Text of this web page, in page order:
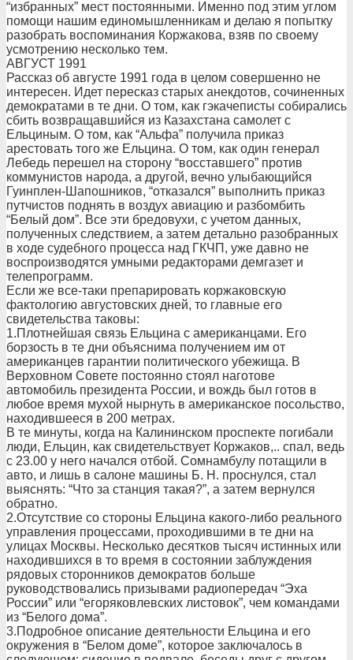
“избранных” мест постоянными. Именно под этим углом
помощи нашим единомышленникам и делаю я попытку
разобрать воспоминания Коржакова, взяв по своему
усмотрению несколько тем.
АВГУСТ 1991
Рассказ об августе 1991 года в целом совершенно не
интересен. Идет пересказ старых анекдотов, сочиненных
демократами в те дни. О том, как гэкачеписты собирались
сбить возвращавшийся из Казахстана самолет с
Ельциным. О том, как “Альфа” получила приказ
арестовать того же Ельцина. О том, как один генерал
Лебедь перешел на сторону “восставшего” против
коммунистов народа, а другой, вечно улыбающийся
Гуинплен-Шапошников, “отказался” выполнить приказ
путчистов поднять в воздух авиацию и разбомбить
“Белый дом”. Все эти бредовухи, с учетом данных,
полученных следствием, а затем детально разобранных
в ходе судебного процесса над ГКЧП, уже давно не
воспроизводятся умными редакторами демгазет и
телепрограмм.
Если же все-таки препарировать коржаковскую
фактологию августовских дней, то главные его
свидетельства таковы:
1.Плотнейшая связь Ельцина с американцами. Его
борзость в те дни объяснима получением им от
американцев гарантии политического убежища. В
Верховном Совете постоянно стоял наготове
автомобиль президента России, и вождь был готов в
любое время мухой нырнуть в американское посольство,
находившееся в 200 метрах.
В те минуты, когда на Калининском проспекте погибали
люди, Ельцин, как свидетельствует Коржаков,.. спал, ведь
с 23.00 у него начался отбой. Сомнамбулу потащили в
авто, и лишь в салоне машины Б. Н. проснулся, стал
выяснять: “Что за станция такая?”, а затем вернулся
обратно.
2.Отсутствие со стороны Ельцина какого-либо реального
управления процессами, проходившими в те дни на
улицах Москвы. Несколько десятков тысяч истинных или
находившихся в то время в состоянии заблуждения
рядовых сторонников демократов больше
руководствовались призывами радиопередач “Эха
России” или “егоряковлевских листовок”, чем командами
из “Белого дома”.
3.Подробное описание деятельности Ельцина и его
окружения в “Белом доме”, которое заключалось в